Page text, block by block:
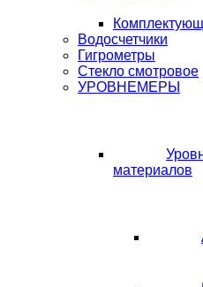
Водосчетчики
Гигрометры
Стекло смотровое
УРОВНЕМЕРЫ
материалов